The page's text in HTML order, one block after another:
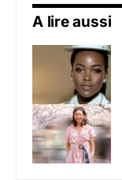
A lire aussi